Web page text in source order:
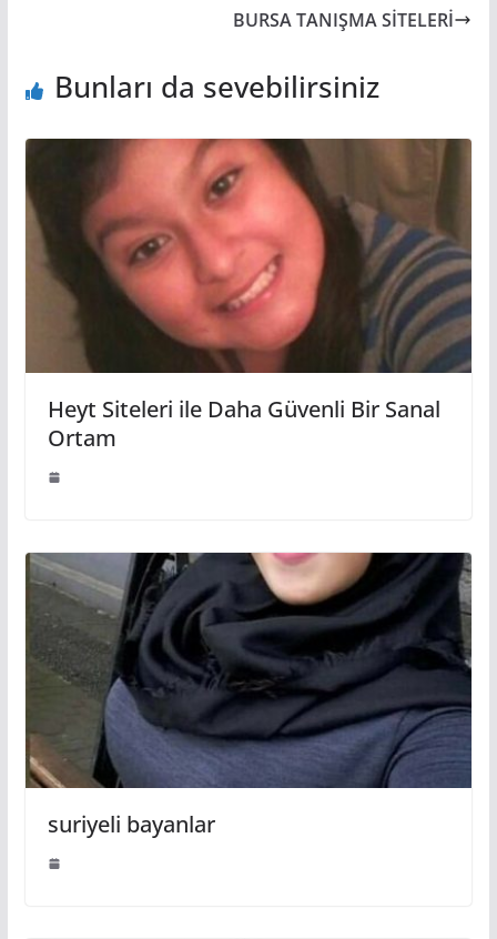
BURSA TANIŞMA SİTELERİ
Bunları da sevebilirsiniz
Heyt Siteleri ile Daha Güvenli Bir Sanal
Ortam
suriyeli bayanlar